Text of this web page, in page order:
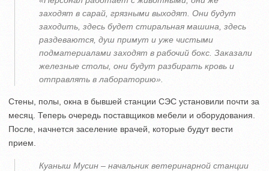
заходят в сарай, грязными выходят. Они будут
заходить, здесь будет стиральная машина, здесь
раздеваются, душ примут и уже чистыми
подматериалами заходят в рабочий бокс. Заказали
железные столы, они будут разбирать кровь и
отправлять в лабораторию».
Стены, полы, окна в бывшей станции СЭС установили почти за
месяц. Теперь очередь поставщиков мебели и оборудования.
После, начнется заселение врачей, которые будут вести
прием.
Куаныш Мусин – начальник ветеринарной станции